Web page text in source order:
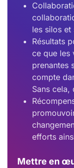
les silos et
Résultats
ce que les
prenantes
compte
Sans cela,
efforts
Mettre en